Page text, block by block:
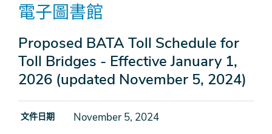
航
電子圖書館
Proposed BATA Toll Schedule for
Toll Bridges - Effective January 1,
2026 (updated November 5, 2024)
文件日期 November 5, 2024